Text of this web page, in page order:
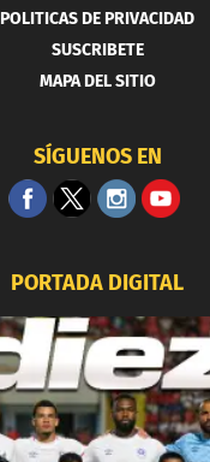
POLITICAS DE PRIVACIDAD
SUSCRIBETE
MAPA DEL SITIO
SÍGUENOS EN
PORTADA DIGITAL